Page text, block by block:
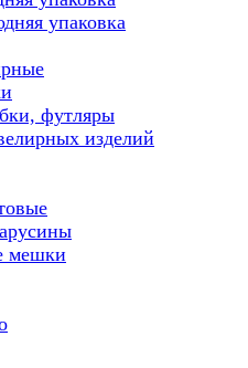
упаковка
футляры
изделий
мешки